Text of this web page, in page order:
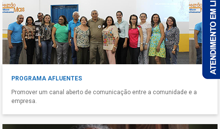
PROGRAMA AFLUENTES
Promover um canal aberto de comunicação entre a comunidade e a
empresa.